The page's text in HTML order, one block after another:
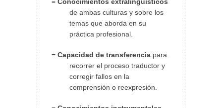
= Conocimientos extralingüísticos
de ambas culturas y sobre los
temas que aborda en su
práctica profesional.
= Capacidad de transferencia para
recorrer el proceso traductor y
corregir fallos en la
comprensión o reexpresión.